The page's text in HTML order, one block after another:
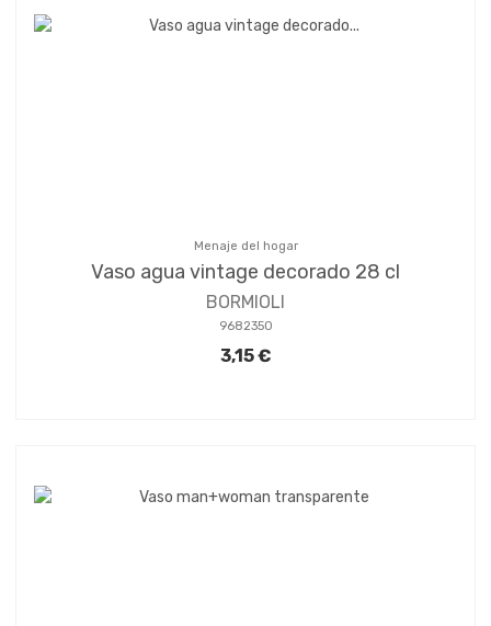
Menaje del hogar
Vaso agua vintage decorado 28 cl
BORMIOLI
9682350
3,15 €